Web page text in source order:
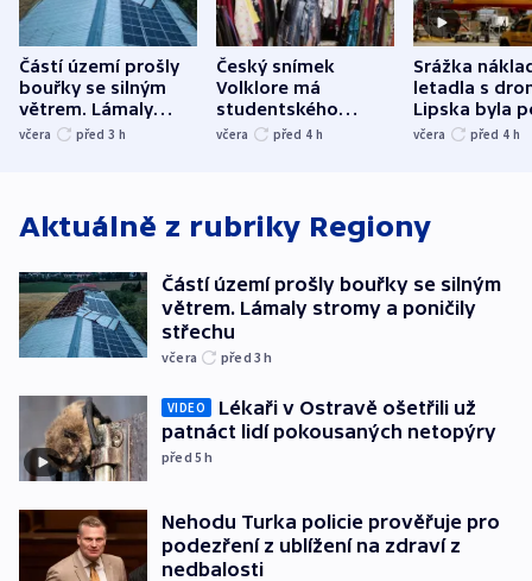
Částí území prošly
bouřky se silným
větrem. Lámaly
stromy a poničily
včera před 3 h
Český snímek
Volklore má
studentského
Oscara, zabojuje o
včera před 4 h
Srážka
letadla s
Lipska byla
německého
včera před 4 h
Aktuálně z rubriky Regiony
Částí území prošly bouřky se silným
větrem. Lámaly stromy a poničily
střechu
včera před 3h
VIDEO
Lékaři v Ostravě ošetřili už
patnáct lidí pokousaných netopýry
před 5h
Nehodu Turka policie prověřuje pro
podezření z ublížení na zdraví z
nedbalosti